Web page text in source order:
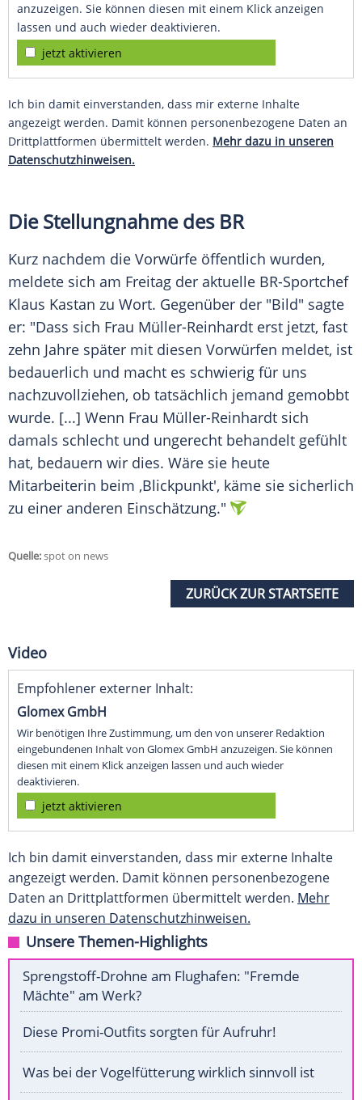
anzuzeigen. Sie können diesen mit einem Klick anzeigen
lassen und auch wieder deaktivieren.
jetzt aktivieren
Ich bin damit einverstanden, dass mir externe Inhalte
angezeigt werden. Damit können personenbezogene Daten an
Drittplattformen übermittelt werden. Mehr dazu in unseren
Datenschutzhinweisen.
Die Stellungnahme des BR
Kurz nachdem die Vorwürfe öffentlich wurden,
meldete sich am Freitag der aktuelle BR-Sportchef
Klaus Kastan zu Wort. Gegenüber der "Bild" sagte
er: "Dass sich Frau Müller-Reinhardt erst jetzt, fast
zehn Jahre später mit diesen Vorwürfen meldet, ist
bedauerlich und macht es schwierig für uns
nachzuvollziehen, ob tatsächlich jemand gemobbt
wurde. [...] Wenn Frau Müller-Reinhardt sich
damals schlecht und ungerecht behandelt gefühlt
hat, bedauern wir dies. Wäre sie heute
Mitarbeiterin beim ,Blickpunkt', käme sie sicherlich
zu einer anderen Einschätzung."
Quelle:spot on news
ZURÜCK ZUR STARTSEITE
Video
Empfohlener externer Inhalt:
Glomex GmbH
Wir benötigen Ihre Zustimmung, um den von unserer Redaktion
eingebundenen Inhalt von Glomex GmbH anzuzeigen. Sie können
diesen mit einem Klick anzeigen lassen und auch wieder
deaktivieren.
jetzt aktivieren
Ich bin damit einverstanden, dass mir externe Inhalte
angezeigt werden. Damit können personenbezogene
Daten an Drittplattformen übermittelt werden. Mehr
dazu in unseren Datenschutzhinweisen.
Unsere Themen-Highlights
Sprengstoff-Drohne am Flughafen: "Fremde
Mächte" am Werk?
Diese Promi-Outfits sorgten für Aufruhr!
Was bei der Vogelfütterung wirklich sinnvoll ist